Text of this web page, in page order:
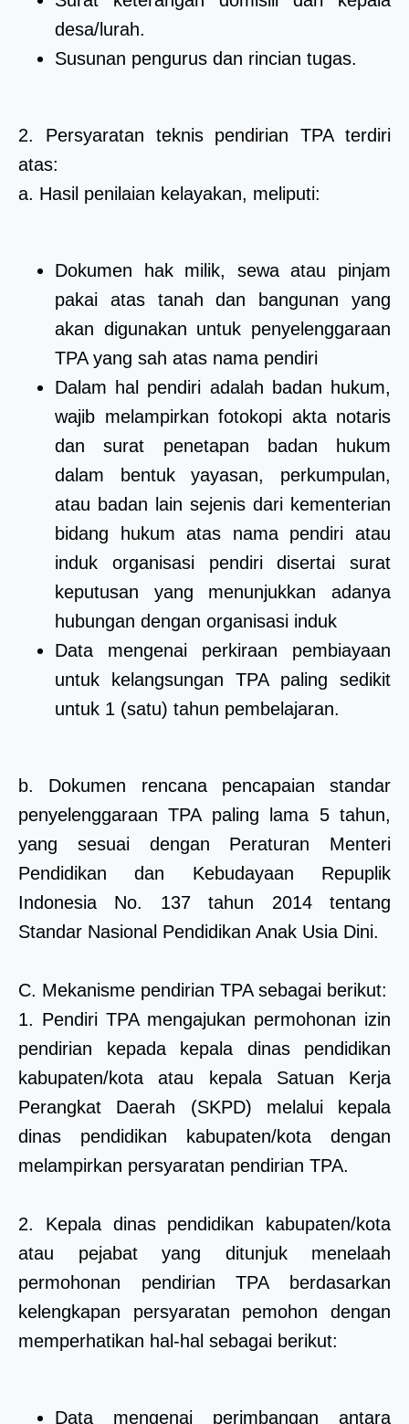
desa/lurah.
Susunan pengurus dan rincian tugas.
2. Persyaratan teknis pendirian TPA terdiri
atas:
a. Hasil penilaian kelayakan, meliputi:
Dokumen hak milik, sewa atau pinjam
pakai atas tanah dan bangunan yang
akan digunakan untuk penyelenggaraan
TPA yang sah atas nama pendiri
Dalam hal pendiri adalah badan hukum,
wajib melampirkan fotokopi akta notaris
dan surat penetapan badan hukum
dalam bentuk yayasan, perkumpulan,
atau badan lain sejenis dari kementerian
bidang hukum atas nama pendiri atau
induk organisasi pendiri disertai surat
keputusan yang menunjukkan adanya
hubungan dengan organisasi induk
Data mengenai perkiraan pembiayaan
untuk kelangsungan TPA paling sedikit
untuk 1 (satu) tahun pembelajaran.
b. Dokumen rencana pencapaian standar
penyelenggaraan TPA paling lama 5 tahun,
yang sesuai dengan Peraturan Menteri
Pendidikan dan Kebudayaan Repuplik
Indonesia No. 137 tahun 2014 tentang
Standar Nasional Pendidikan Anak Usia Dini.
C. Mekanisme pendirian TPA sebagai berikut:
1. Pendiri TPA mengajukan permohonan izin
pendirian kepada kepala dinas pendidikan
kabupaten/kota atau kepala Satuan Kerja
Perangkat Daerah (SKPD) melalui kepala
dinas pendidikan kabupaten/kota dengan
melampirkan persyaratan pendirian TPA.
2. Kepala dinas pendidikan kabupaten/kota
atau pejabat yang ditunjuk menelaah
permohonan pendirian TPA berdasarkan
kelengkapan persyaratan pemohon dengan
memperhatikan hal-hal sebagai berikut:
Data mengenai perimbangan antara